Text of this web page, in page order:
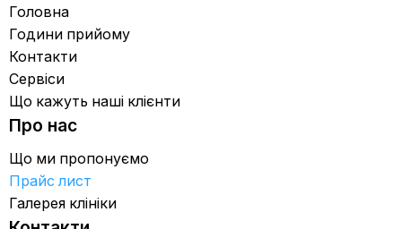
Головна
Години прийому
Контакти
Сервіси
Що кажуть наші клієнти
Про нас
Що ми пропонуємо
Прайс лист
Галерея клініки